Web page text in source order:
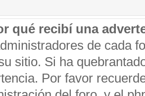
qué recibí una
de cada
sitio. Si ha
Por favor